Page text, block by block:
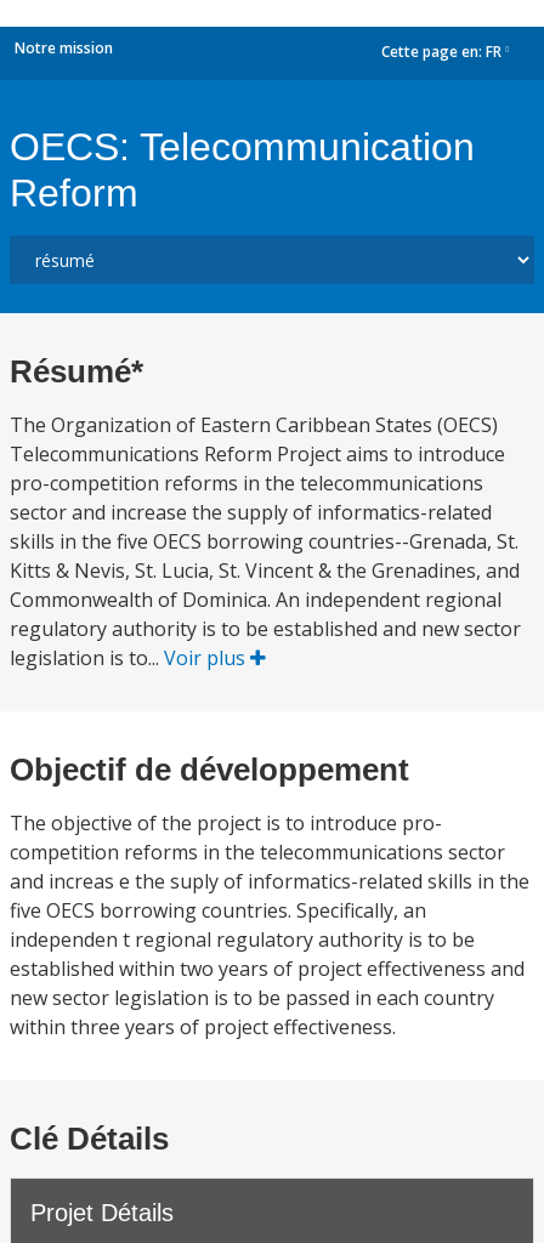
Notre mission Cette page en: FR
OECS: Telecommunication
Reform
Résumé*
The Organization of Eastern Caribbean States (OECS)
Telecommunications Reform Project aims to introduce
pro-competition reforms in the telecommunications
sector and increase the supply of informatics-related
skills in the five OECS borrowing countries--Grenada, St.
Kitts & Nevis, St. Lucia, St. Vincent & the Grenadines, and
Commonwealth of Dominica. An independent regional
regulatory authority is to be established and new sector
legislation is to... Voir plus
Objectif de développement
The objective of the project is to introduce pro-
competition reforms in the telecommunications sector
and increas e the suply of informatics-related skills in the
five OECS borrowing countries. Specifically, an
independen t regional regulatory authority is to be
established within two years of project effectiveness and
new sector legislation is to be passed in each country
within three years of project effectiveness.
Clé Détails
Projet Détails